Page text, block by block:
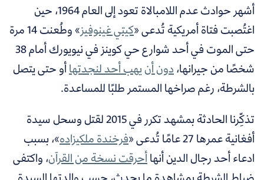
أشهر حوادث عدم اللامبالاة تعود إلى العام 1964، حين
اغتُصبت فتاة أمريكية تُدعى «كيتي غينوفيز
» وطُعنت 14 مرة
حتى الموت في أحد شوارع حي كوينز في نيويورك أمام 38
شخصًا من جيرانها،دون أن يهب أحد لنجدتهاأو حتى يتصل
بالشرطة، رغم صراخها المستمر طلبًا للمساعدة.
تذكِّرنا الحادثة بمشهد تكرر في 2015 لقتل وسحل سيدة
أفغانية عمرها 27 عامًا تُدعى «
فرخندة ملكيزاده»،بسبب
ادعاء أحد رجال الدين أنهاأحرقت نسخة من القرآن، واكتفى